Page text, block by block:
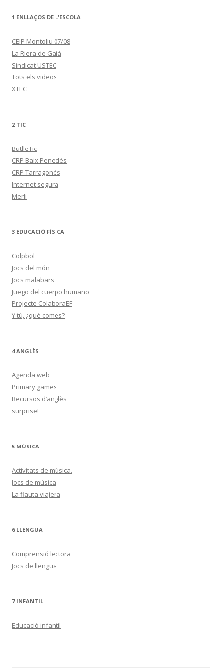
1 ENLLAÇOS DE L'ESCOLA
CEIP Montoliu 07/08
La Riera de Gaià
Sindicat USTEC
Tots els videos
XTEC
2 TIC
ButlleTic
CRP Baix Penedès
CRP Tarragonès
Internet segura
Merli
3 EDUCACIÓ FÍSICA
Colpbol
Jocs del món
Jocs malabars
Juego del cuerpo humano
Projecte ColaboraEF
Y tú, ¿qué comes?
4 ANGLÈS
Agenda web
Primary games
Recursos d’anglès
surprise!
5 MÚSICA
Activitats de música.
Jocs de música
La flauta viajera
6 LLENGUA
Comprensió lectora
Jocs de llengua
7 INFANTIL
Educació infantil